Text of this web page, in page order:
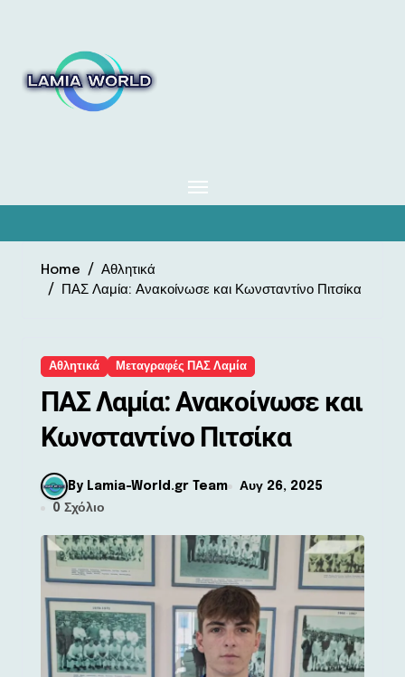
Home
Αθλητικά
ΠΑΣ Λαμία: Ανακοίνωσε και Κωνσταντίνο Πιτσίκα
Αθλητικά Μεταγραφές ΠΑΣ Λαμία
ΠΑΣ Λαμία: Ανακοίνωσε και
Κωνσταντίνο Πιτσίκα
By Lamia-World.gr Team
Αυγ 26, 2025
0 Σχόλιο